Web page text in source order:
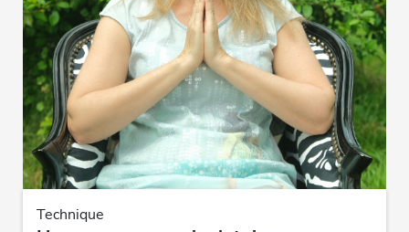
Technique